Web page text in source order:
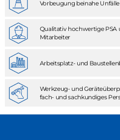
Vorbeugung beinahe Unfälle
Qualitativ hochwertige PSA
Mitarbeiter
Arbeitsplatz- und
Werkzeug- und
fach- und sachkundiges